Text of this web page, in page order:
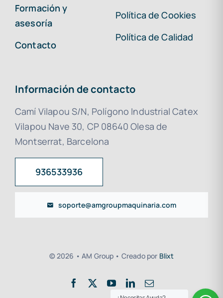
Formación y
asesoría
Contacto
Política de Cookies
Política de Calidad
Información de contacto
Camí Vilapou S/N, Polígono Industrial Catex
Vilapou Nave 30, CP 08640 Olesa de
Montserrat, Barcelona
936533936
soporte@amgroupmaquinaria.com
© 2026 • AM Group • Creado por Blixt